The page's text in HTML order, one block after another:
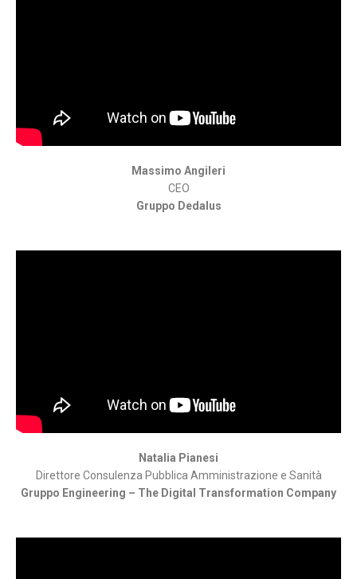
Massimo Angileri
CEO
Gruppo Dedalus
Natalia Pianesi
Direttore Consulenza Pubblica Amministrazione e Sanità
Gruppo Engineering – The Digital Transformation Company